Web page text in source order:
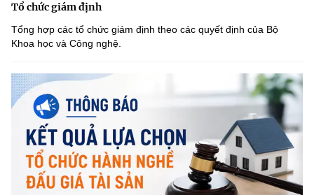
Tổ chức giám định
Tổng hợp các tổ chức giám định theo các quyết định của Bộ
Khoa học và Công nghệ.